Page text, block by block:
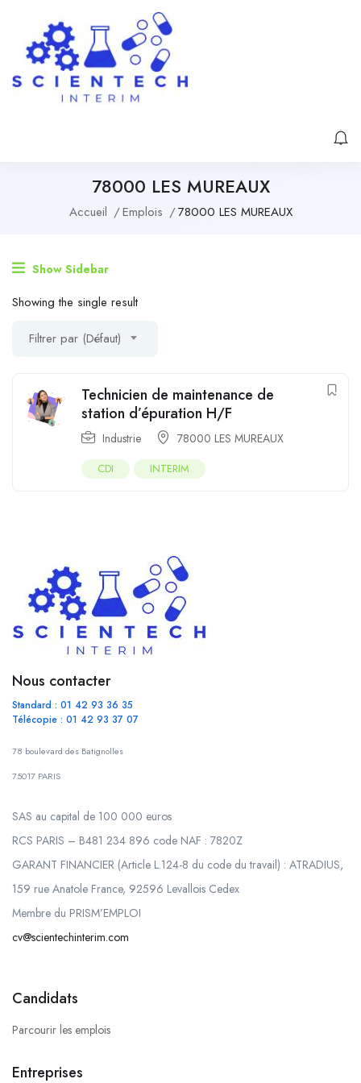
78000 LES MUREAUX
Accueil Emplois 78000 LES MUREAUX
Show Sidebar
Showing the single result
Filtrer par (Défaut)
Technicien de maintenance de
station d’épuration H/F
Industrie 78000 LES MUREAUX
CDI INTERIM
Nous contacter
Standard : 01 42 93 36 35
Télécopie : 01 42 93 37 07
78 boulevard des Batignolles
75017 PARIS
SAS au capital de 100 000 euros
RCS PARIS – B481 234 896 code NAF : 7820Z
GARANT FINANCIER (Article L.124-8 du code du travail) : ATRADIUS,
159 rue Anatole France, 92596 Levallois Cedex
Membre du PRISM’EMPLOI
cv@scientechinterim.com
Candidats
Parcourir les emplois
Entreprises